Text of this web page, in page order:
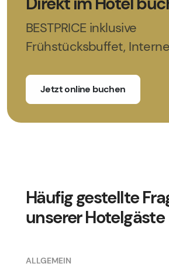
BESTPRICE inklusive
Frühstücksbuffet,
Jetzt online buchen
Häufig gestellte
unserer Hotelgäste
ALLGEMEIN